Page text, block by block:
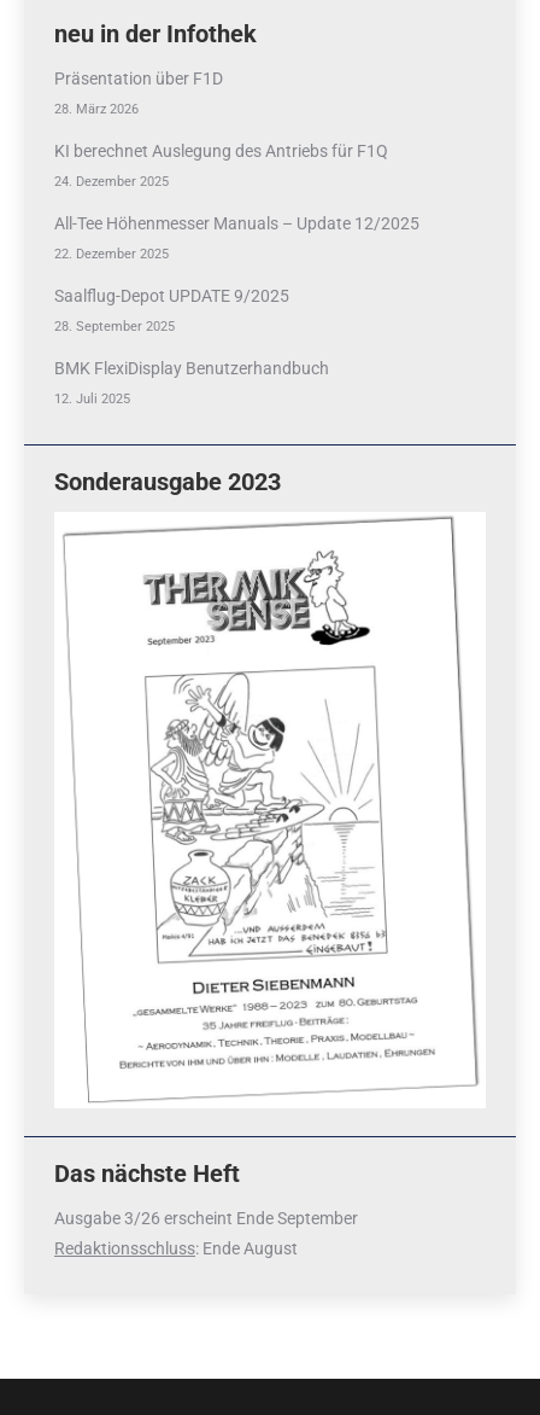
neu in der Infothek
Präsentation über F1D
28. März 2026
KI berechnet Auslegung des Antriebs für F1Q
24. Dezember 2025
All-Tee Höhenmesser Manuals – Update 12/2025
22. Dezember 2025
Saalflug-Depot UPDATE 9/2025
28. September 2025
BMK FlexiDisplay Benutzerhandbuch
12. Juli 2025
Sonderausgabe 2023
Das nächste Heft
Ausgabe 3/26 erscheint Ende September
Redaktionsschluss: Ende August